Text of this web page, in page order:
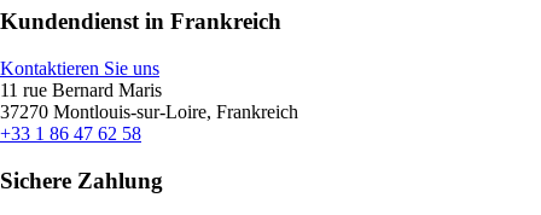
Kundendienst in Frankreich
Kontaktieren Sie uns
11 rue Bernard Maris
37270 Montlouis-sur-Loire, Frankreich
+33 1 86 47 62 58
Sichere Zahlung